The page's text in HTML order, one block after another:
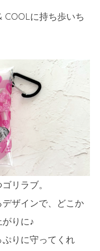
COOLに持ち歩いち
リラブ。
ザインで、どこか
りに♪
りに守ってくれ